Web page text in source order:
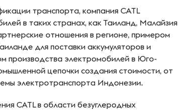
транспорта, компания CATL
в таких странах, как Таиланд, Малайзия
отношения в регионе, примером
для поставки аккумуляторов и
производства электромобилей в Юго-
цепочки создания стоимости, от
электротранспорта Индонезии.
CATL в области безуглеродных